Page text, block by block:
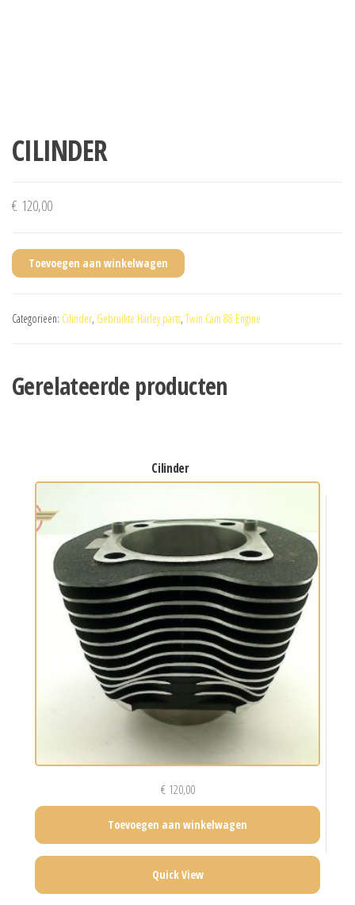
CILINDER
€ 120,00
Toevoegen aan winkelwagen
Categorieën: Cilinder, Gebruikte Harley parts, Twin Cam 88 Engine
Gerelateerde producten
cilinder
€120,00
Toevoegen aan winkelwagen
Quick View